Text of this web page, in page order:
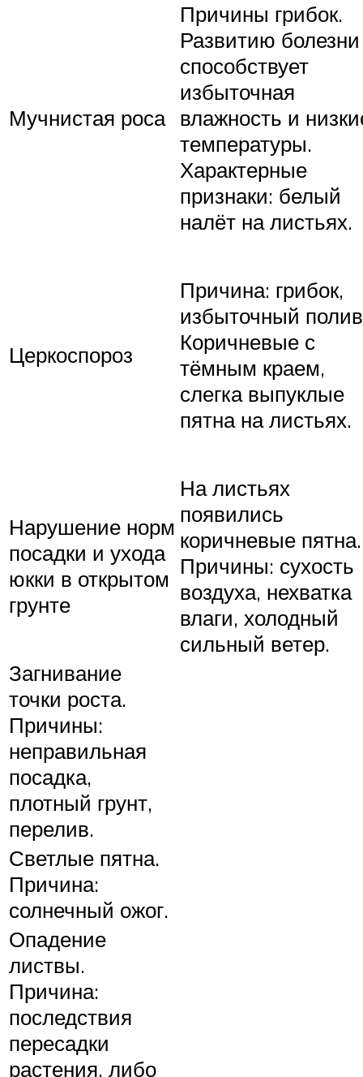
Мучнистая роса
Причины грибок.
Развитию болезни
способствует
избыточная
влажность и
температуры.
Характерные
признаки: белый
налёт на листьях.
Церкоспороз
Причина: грибок,
избыточный
Коричневые с
тёмным краем,
слегка выпуклые
пятна на листьях.
Нарушение норм
посадки и ухода
юкки в открытом
грунте
На листьях
появились
коричневые пятна.
Причины: сухость
воздуха, нехватка
влаги, холодный
сильный ветер.
Загнивание
точки роста.
Причины:
неправильная
посадка,
плотный грунт,
перелив.
Светлые пятна.
Причина:
солнечный ожог.
Опадение
листвы.
Причина:
последствия
пересадки
растения, либо